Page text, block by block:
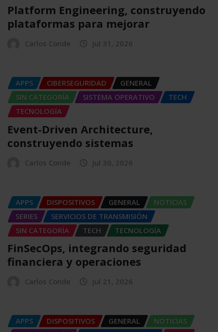
Platform Engineering, construyendo
plataformas para mejorar
Carlos Conde Jul 31, 2026
APPS CIBERSEGURIDAD
GENERAL
SIN CATEGORÍA
SISTEMA OPERATIVO
TECH
TECNOLOGÍA
Event-Driven Architecture,
construyendo sistemas
Carlos Conde Jul 30, 2026
APPS DISPOSITIVOS GENERAL
NOTICIAS
SERIES
SERVICIOS DE TRANSMISIÓN
SIN CATEGORÍA
TECH TECNOLOGÍA
FinSecOps, integrando seguridad
financiera y operaciones
Carlos Conde Jul 21, 2026
APPS DISPOSITIVOS GENERAL
NOTICIAS